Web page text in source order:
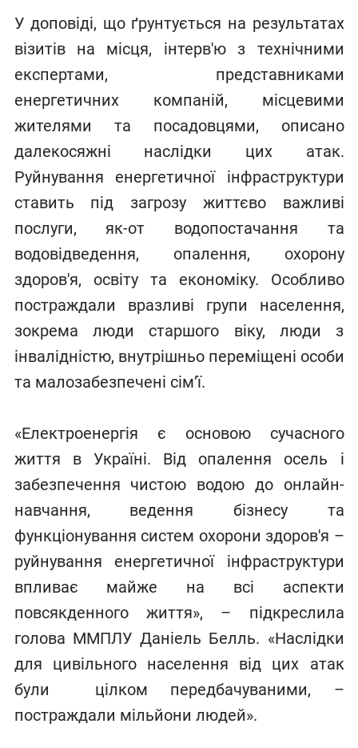
У доповіді, що ґрунтується на результатах
візитів на місця, інтерв'ю з технічними
експертами, представниками
енергетичних компаній, місцевими
жителями та посадовцями, описано
далекосяжні наслідки цих атак.
Руйнування енергетичної інфраструктури
ставить під загрозу життєво важливі
послуги, як-от водопостачання та
водовідведення, опалення, охорону
здоров'я, освіту та економіку. Особливо
постраждали вразливі групи населення,
зокрема люди старшого віку, люди з
інвалідністю, внутрішньо переміщені особи
та малозабезпечені сім’ї.
«Електроенергія є основою сучасного
життя в Україні. Від опалення осель і
забезпечення чистою водою до онлайн-
навчання, ведення бізнесу та
функціонування систем охорони здоров'я –
руйнування енергетичної інфраструктури
впливає майже на всі аспекти
повсякденного життя», – підкреслила
голова ММПЛУ Даніель Белль. «Наслідки
для цивільного населення від цих атак
були цілком передбачуваними, –
постраждали мільйони людей».